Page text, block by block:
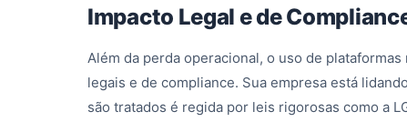
Impacto Legal e de
Além da perda operacional, o uso de
legais e de compliance. Sua empresa está
são tratados é regida por leis rigorosas como a